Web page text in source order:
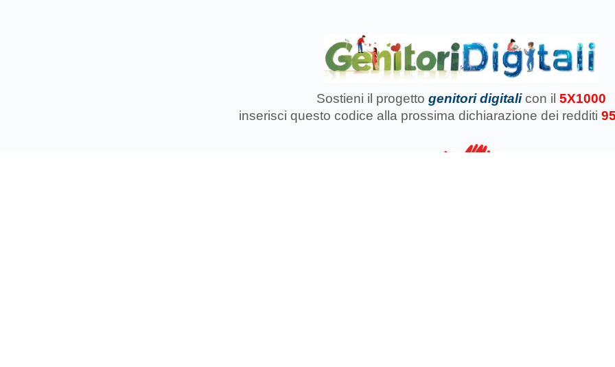
Sostieni il progetto genitori digitali con il 5X1000
inserisci questo codice alla prossima dichiarazione dei redditi